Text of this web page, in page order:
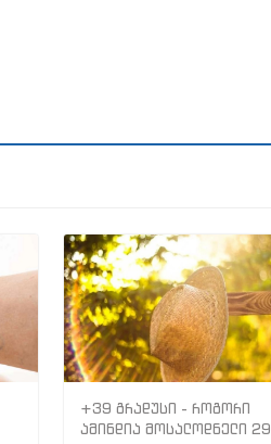
+39 გრადუსი - როგორი
ამინდია მოსალოდნელი 29